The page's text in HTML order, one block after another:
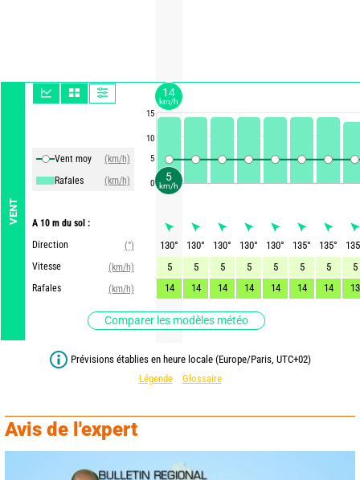
VENT
Vent moy
(km/h)
Rafales
(km/h)
A 10 m du sol :
Direction
(°)
Vitesse
(km/h)
Rafales
(km/h)
Comparer les modèles météo
15
10
5
0
130° 130° 130° 130° 130° 135° 135°
135
5
5 5 5 5 5 5
5
14
14 14 14 14 14 14 13
Prévisions établies en heure locale (Europe/Paris, UTC+02)
Légende
Glossaire
Avis de l'expert
5
km/h
14
km/h